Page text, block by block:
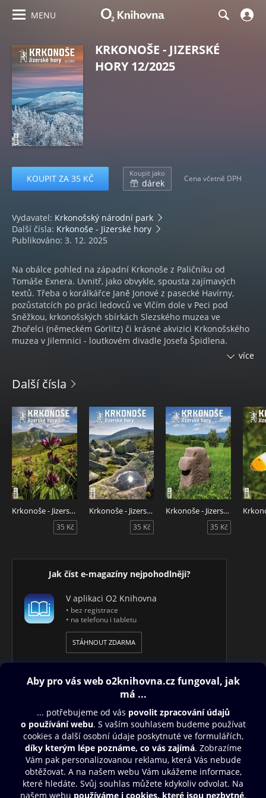
MENU
KRKONOŠE - JIZERSKÉ
HORY 12/2025
KOUPIT ZA 35 KČ Koupit jako
dárek Cena včetně DPH
Vydavatel: Krkonošský národní park
Další čísla: Krkonoše - Jizerské hory
Publikováno: 3. 12. 2025
Na obálce pohled na západní Krkonoše z Paličníku od
Tomáše Exnera. Uvnitř, jako obvykle, spousta zajímavých
textů. Třeba o korálkářce Janě Jonové z pasecké Havírny,
pozůstatcích po práci ledovců ve Vlčím dole v Peci pod
Sněžkou, krkonošských sbírkách Slezského muzea ve
Zhořelci (německém Görlitz) či krásné akvizici Krkonošského
muzea v Jilemnici - loutkovém divadle Josefa Špidlena.
vidět. A další tajemství, které se dozvíte je, kde najdete
spoustu krásných fotografií a dalšího zajímavého obsahu.
více
Další čísla
Krkonoše - Jizerské hory 8/2026
35 Kč
Krkonoše - Jizerské hory 7/2026
35 Kč
Krkonoše - Jizerské hory 6/2026
35 Kč
Jak číst e-magazíny nejpohodlněji?
V aplikaci O2 Knihovna
• bez registrace
• na telefonu i tabletu
STÁHNOUT ZDARMA
Obsah ke stažení
Moje O2 Knihovna
Další zábava